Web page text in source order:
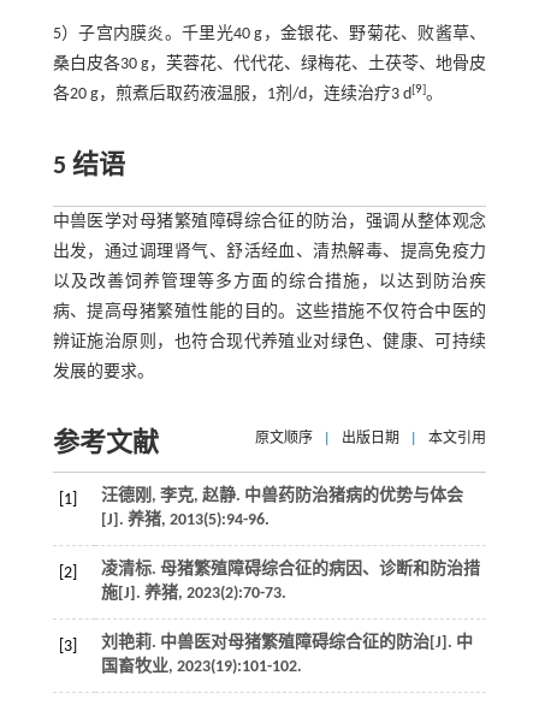
5）子宫内膜炎。千里光40 g，金银花、野菊花、败酱草、
桑白皮各30 g，芙蓉花、代代花、绿梅花、土茯苓、地骨皮
各20 g，煎煮后取药液温服，1剂/d，连续治疗3 d[9]。
5 结语
中兽医学对母猪繁殖障碍综合征的防治，强调从整体观念
出发，通过调理肾气、舒活经血、清热解毒、提高免疫力
以及改善饲养管理等多方面的综合措施，以达到防治疾
病、提高母猪繁殖性能的目的。这些措施不仅符合中医的
辨证施治原则，也符合现代养殖业对绿色、健康、可持续
发展的要求。
参考文献 原文顺序 出版日期 本文引用
[1]
汪德刚, 李克, 赵静. 中兽药防治猪病的优势与体会
[J]. 养猪, 2013(5):94-96.
[2]
凌清标. 母猪繁殖障碍综合征的病因、诊断和防治措
施[J]. 养猪, 2023(2):70-73.
[3] 刘艳莉. 中兽医对母猪繁殖障碍综合征的防治[J]. 中
国畜牧业, 2023(19):101-102.